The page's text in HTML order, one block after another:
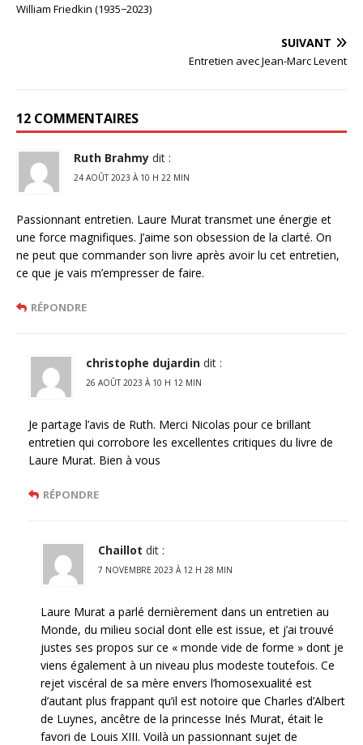
William Friedkin (1935−2023)
SUIVANT
Entretien avec Jean-Marc Levent
12 COMMENTAIRES
Ruth Brahmy dit :
24 AOÛT 2023 À 10 H 22 MIN
Passionnant entretien. Laure Murat transmet une énergie et
une force magnifiques. J’aime son obsession de la clarté. On
ne peut que commander son livre après avoir lu cet entretien,
ce que je vais m’empresser de faire.
RÉPONDRE
christophe dujardin dit :
26 AOÛT 2023 À 10 H 12 MIN
Je partage l’avis de Ruth. Merci Nicolas pour ce brillant
entretien qui corrobore les excellentes critiques du livre de
Laure Murat. Bien à vous
RÉPONDRE
Chaillot dit :
7 NOVEMBRE 2023 À 12 H 28 MIN
Laure Murat a parlé dernièrement dans un entretien au
Monde, du milieu social dont elle est issue, et j’ai trouvé
justes ses propos sur ce « monde vide de forme » dont je
viens également à un niveau plus modeste toutefois. Ce
rejet viscéral de sa mère envers l’homosexualité est
d’autant plus frappant qu’il est notoire que Charles d’Albert
de Luynes, ancêtre de la princesse Inés Murat, était le
favori de Louis XIII. Voilà un passionnant sujet de